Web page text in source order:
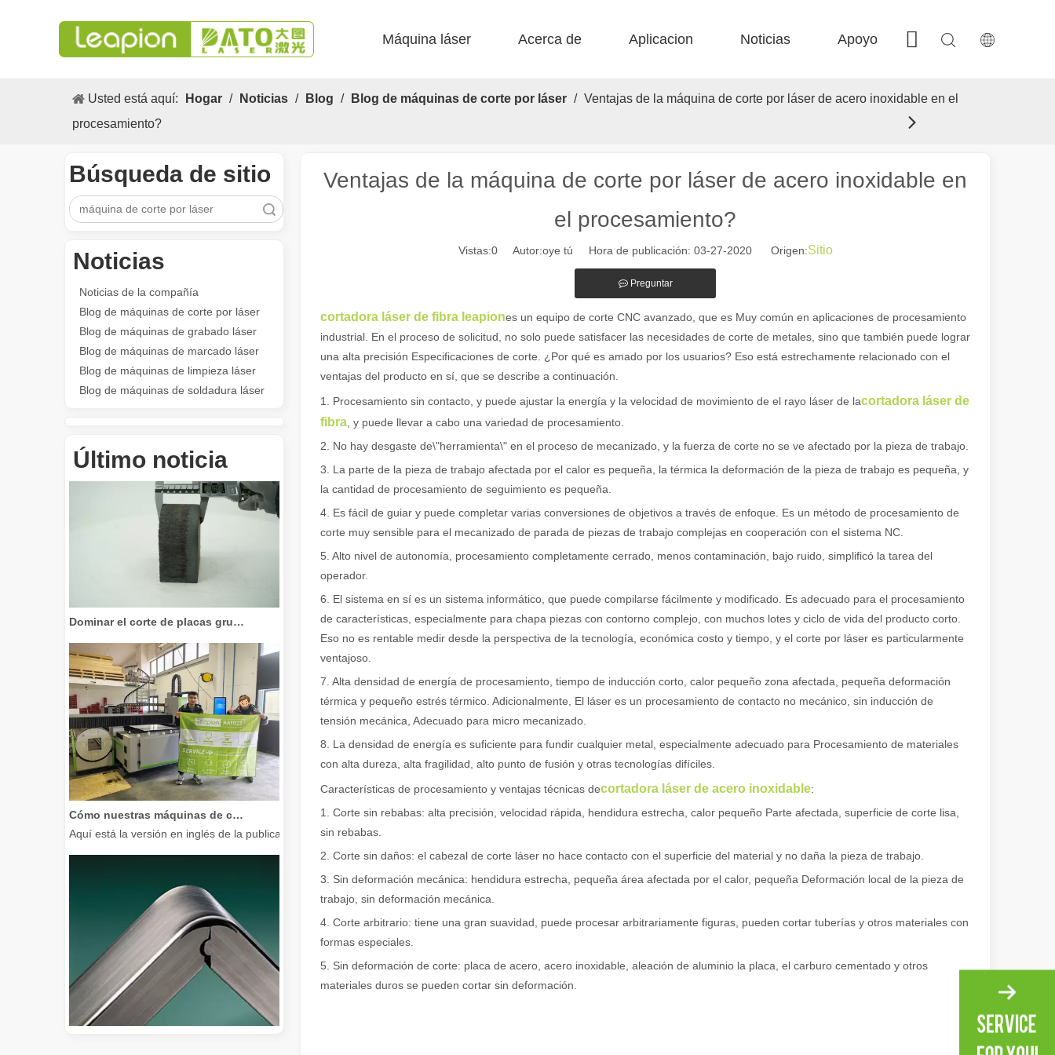
Máquina láser Acerca de Aplicacion Noticias Apoyo Contáctenos
Usted está aquí: Hogar / Noticias / Blog / Blog de máquinas de corte por láser / Ventajas de la máquina de corte por láser de acero inoxidable en el
procesamiento?
Búsqueda de sitio
Búsqueda
Noticias
Noticias de la compañía
Blog de máquinas de corte por láser
Blog de máquinas de grabado láser
Blog de máquinas de marcado láser
Blog de máquinas de limpieza láser
Blog de máquinas de soldadura láser
Último noticia
Las versátiles Aplicacion S y las características sobresalientes de las máquinas de marcado láser en la fabricación moderna y el paisaje industrial, las máquinas de marcado láser han surgido
Dominar el corte de placas gruesas: cómo las máquinas de corte por láser de fibra revolucionan la fabricación
Cómo nuestras máquinas de corte por láser están fortaleciendo la fabricación mexicana
Aquí está la versión en inglés de la publicación del blog, adaptada a una audiencia internacional manteniendo el tono profesional e inspirador del original. Shining Across the Pacific: How Our
Ventajas de la máquina de corte por láser de acero inoxidable en
el procesamiento?
Vistas:0Autor:oye tú Hora de publicación: 03-27-2020 Origen:Sitio
Preguntar
cortadora láser de fibra leapiones un equipo de corte CNC avanzado, que es Muy común en aplicaciones de procesamiento
industrial. En el proceso de solicitud, no solo puede satisfacer las necesidades de corte de metales, sino que también puede lograr
una alta precisión Especificaciones de corte. ¿Por qué es amado por los usuarios? Eso está estrechamente relacionado con el
ventajas del producto en sí, que se describe a continuación.
1. Procesamiento sin contacto, y puede ajustar la energía y la velocidad de movimiento de el rayo láser de lacortadora láser de
fibra , y puede llevar a cabo una variedad de procesamiento.
2. No hay desgaste de\"herramienta\" en el proceso de mecanizado, y la fuerza de corte no se ve afectado por la pieza de trabajo.
3. La parte de la pieza de trabajo afectada por el calor es pequeña, la térmica la deformación de la pieza de trabajo es pequeña, y
la cantidad de procesamiento de seguimiento es pequeña.
4. Es fácil de guiar y puede completar varias conversiones de objetivos a través de enfoque. Es un método de procesamiento de
corte muy sensible para el mecanizado de parada de piezas de trabajo complejas en cooperación con el sistema NC.
5. Alto nivel de autonomía, procesamiento completamente cerrado, menos contaminación, bajo ruido, simplificó la tarea del
operador.
6. El sistema en sí es un sistema informático, que puede compilarse fácilmente y modificado. Es adecuado para el procesamiento
de características, especialmente para chapa piezas con contorno complejo, con muchos lotes y ciclo de vida del producto corto.
Eso no es rentable medir desde la perspectiva de la tecnología, económica costo y tiempo, y el corte por láser es particularmente
ventajoso.
7. Alta densidad de energía de procesamiento, tiempo de inducción corto, calor pequeño zona afectada, pequeña deformación
térmica y pequeño estrés térmico. Adicionalmente, El láser es un procesamiento de contacto no mecánico, sin inducción de
tensión mecánica, Adecuado para micro mecanizado.
8. La densidad de energía es suficiente para fundir cualquier metal, especialmente adecuado para Procesamiento de materiales
con alta dureza, alta fragilidad, alto punto de fusión y otras tecnologías difíciles.
Características de procesamiento y ventajas técnicas decortadora láser de acero inoxidable:
1. Corte sin rebabas: alta precisión, velocidad rápida, hendidura estrecha, calor pequeño Parte afectada, superficie de corte lisa,
sin rebabas.
2. Corte sin daños: el cabezal de corte láser no hace contacto con el superficie del material y no daña la pieza de trabajo.
3. Sin deformación mecánica: hendidura estrecha, pequeña área afectada por el calor, pequeña Deformación local de la pieza de
trabajo, sin deformación mecánica.
4. Corte arbitrario: tiene una gran suavidad, puede procesar arbitrariamente figuras, pueden cortar tuberías y otros materiales con
formas especiales.
5. Sin deformación de corte: placa de acero, acero inoxidable, aleación de aluminio la placa, el carburo cementado y otros
materiales duros se pueden cortar sin deformación.